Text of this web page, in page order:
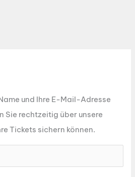
und Ihre E-Mail-Adresse
Sie rechtzeitig über unsere
Tickets sichern können.